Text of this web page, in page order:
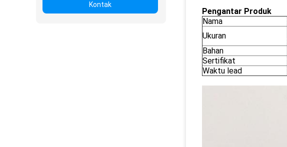
Kontak
Pengantar Produk
Nama
Ukuran
Bahan
Sertifikat
Waktu lead